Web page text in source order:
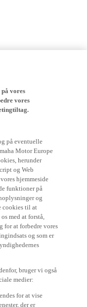
vores
vores
på eventuelle
Motor Europe
herunder
og Web
hjemmeside
funktioner på
og
cookies til at
med at forstå,
for at forbedre vores
og som er
bruger vi også
medier:
for at vise
der er